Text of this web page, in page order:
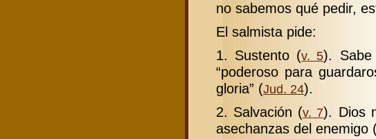
no sabemos qué pedir,
El salmista pide:
1. Sustento (v. 5).
“poderoso para
gloria” (Jud. 24).
2. Salvación (v. 7). Dios
asechanzas del enemigo